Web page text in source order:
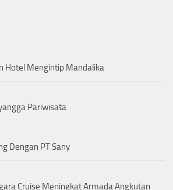
Hotel Mengintip Mandalika
Pariwisata
Dengan PT Sany
Cruise Meningkat Armada Angkutan